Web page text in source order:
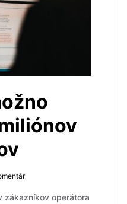
zákazníkov operátora